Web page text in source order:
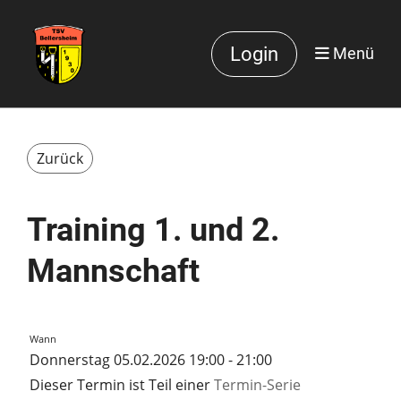
Login Menü
Zurück
Training 1. und 2.
Mannschaft
Wann
Donnerstag 05.02.2026 19:00 - 21:00
Dieser Termin ist Teil einerTermin-Serie